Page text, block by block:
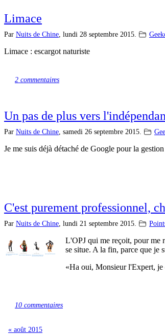
Limace
Par Nuits de Chine, lundi 28 septembre 2015.
Limace : escargot naturiste
2 commentaires
Un pas de plus vers
Par Nuits de Chine samedi 26 septembre 2015.
Je me suis déjà détaché de Google pour la
C'est purement professionnel,
Par Nuits de Chine lundi 21 septembre 2015.
L'OPJ qui me reçoit, pour me
se situe. A la fin, parce que je
Ha oui, Monsieur l'Expert, je
10 commentaires
« août 2015